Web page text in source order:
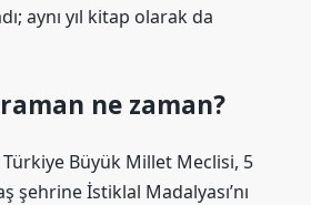
aynı yıl kitap olarak da
ne zaman?
Büyük Millet Meclisi, 5
şehrine İstiklal Madalyası’nı